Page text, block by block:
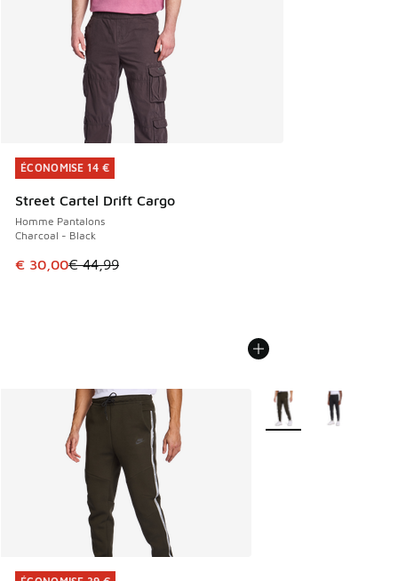
ÉCONOMISE 14 €
Street Cartel Drift Cargo
Homme Pantalons
Charcoal - Black
Cet article est en promotion. Prix en baisse de € 44,99 à
€ 30,00€ 44,99
ÉCONOMISE 14 €
Plus de couleurs